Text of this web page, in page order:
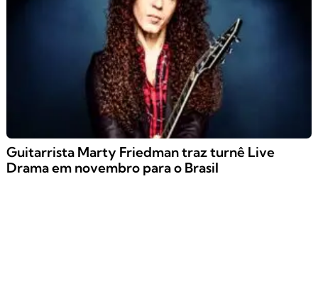
Guitarrista Marty Friedman traz turnê Live
Drama em novembro para o Brasil